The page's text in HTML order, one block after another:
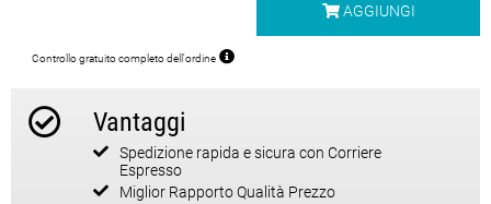
AGGIUNGI
Controllo gratuito completo dell'ordine
Vantaggi
Spedizione rapida e sicura con Corriere
Espresso
Miglior Rapporto Qualità Prezzo